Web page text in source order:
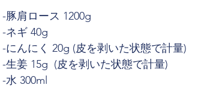
-豚肩ロース 1200g
-ネギ 40g
-にんにく 20g (皮を剥いた状態で計量)
-生姜 15g  (皮を剥いた状態で計量)
-水 300ml